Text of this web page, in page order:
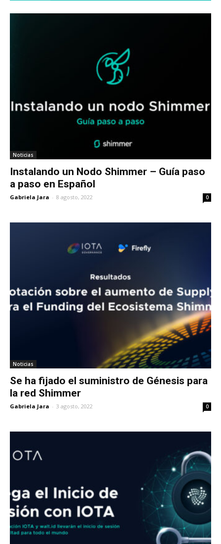
Noticias
Instalando un Nodo Shimmer – Guía paso
a paso en Español
Gabriela Jara - 8 agosto, 2022 0
Noticias
Se ha fijado el suministro de Génesis para
la red Shimmer
Gabriela Jara - 3 agosto, 2022 0